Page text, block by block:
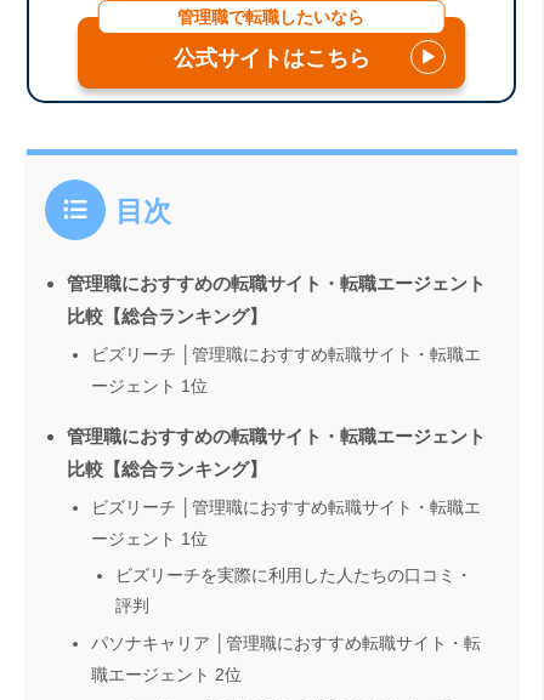
管理職で転職したいなら
公式サイトはこちら ▶
目次
管理職におすすめの転職サイト・転職エージェント
比較【総合ランキング】
ビズリーチ │管理職におすすめ転職サイト・転職エ
ージェント 1位
管理職におすすめの転職サイト・転職エージェント
比較【総合ランキング】
ビズリーチ │管理職におすすめ転職サイト・転職エ
ージェント 1位
ビズリーチを実際に利用した人たちの口コミ・
評判
パソナキャリア │管理職におすすめ転職サイト・転
職エージェント 2位